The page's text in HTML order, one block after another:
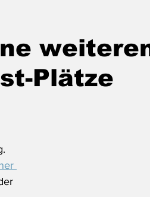
Plätze